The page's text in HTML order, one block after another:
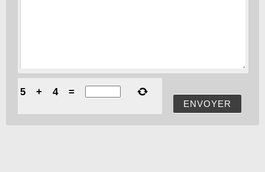
ENVOYER
5 + 4 =